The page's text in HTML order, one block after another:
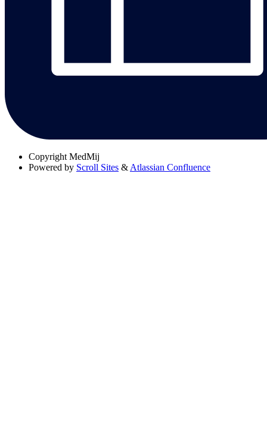
Copyright MedMij
Powered by Scroll Sites & Atlassian Confluence